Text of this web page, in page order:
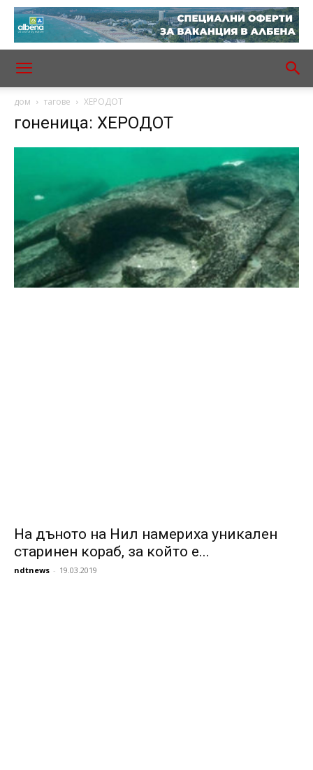
дом тагове ХЕРОДОТ
гоненица: ХЕРОДОТ
На дъното на Нил намериха уникален
старинен кораб, за който е...
ndtnews - 19.03.2019